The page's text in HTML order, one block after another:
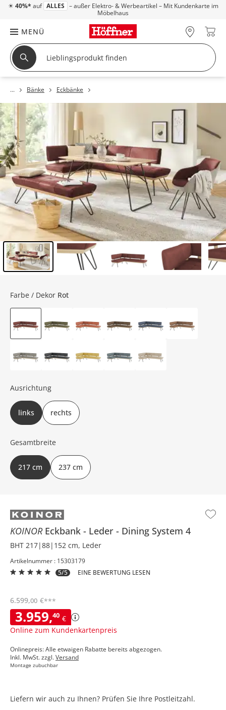
☀ 40%* auf ALLES – außer Elektro- & Werbeartikel – Mit Kundenkarte im
Möbelhaus
MENÜ
Bänke Eckbänke
KOINOR Eckbank Leder Dining System 4
BHT 217|88|152 cm, Leder
Artikelnummer : 15303179
5/5
EINE BEWERTUNG LESEN
3.959,40 €
Online zum Kundenkartenpreis
6.599,00 €***
Onlinepreis: Alle etwaigen Rabatte bereits abgezogen.
Inkl. MwSt. zzgl.Versand
Montage zubuchbar
Farbe / Dekor Rot
Ausrichtung
links rechts
Gesamtbreite
217 cm 237 cm
Liefern wir auch zu Ihnen? Prüfen Sie Ihre Postleitzahl.